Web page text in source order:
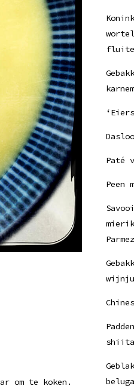
om te koken.
Paté
Peen